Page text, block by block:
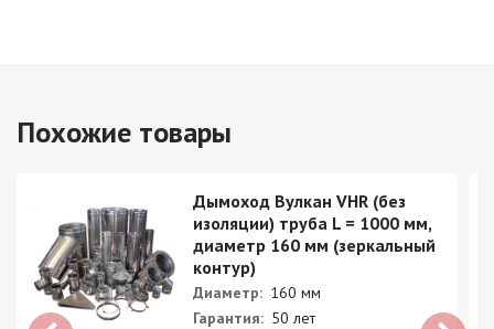
Похожие товары
Дымоход Вулкан VHR (без
изоляции) труба L = 1000 мм,
диаметр 160 мм (зеркальный
контур)
Диаметр: 160 мм
Гарантия: 50 лет